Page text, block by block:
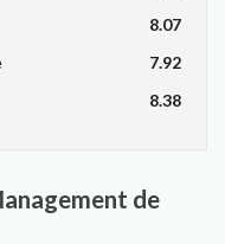
8.07
7.92
8.38
de